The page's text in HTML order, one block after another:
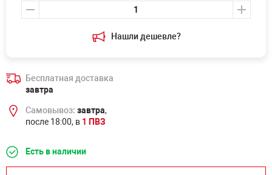
Нашли дешевле?
Бесплатная доставка
завтра
Самовывоз: завтра,
после 18:00, в 1 ПВЗ
Есть в наличии